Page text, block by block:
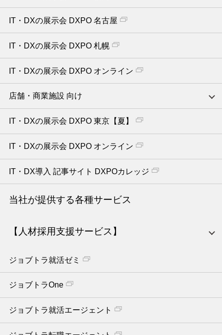
IT・DXの展示会 DXPO 名古屋
IT・DXの展示会 DXPO 札幌
IT・DXの展示会 DXPO オンライン
店舗・商業施設 向け
IT・DXの展示会 DXPO 東京【夏】
IT・DXの展示会 DXPO オンライン
IT・DX導入 記事サイト DXPOカレッジ
当社が提供する各種サービス
【人材採用支援サービス】
ジョブトラ就活ゼミ
ジョブトラOne
ジョブトラ就活エージェント